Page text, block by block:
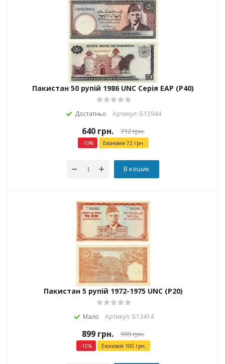
Пакистан 50 рупій 1986 UNC Серія EAP (P40)
Достатньо Артикул: Б15944
640грн. 712грн.
-10% Економія 72грн.
В кошик
Пакистан 5 рупій 1972-1975 UNC (P20)
Мало Артикул: Б13414
899грн. 999грн.
-10% Економія 100 грн.